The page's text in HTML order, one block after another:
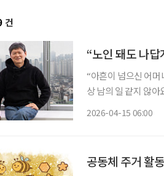
건
“노인 돼도 나
“아흔이 넘으신 어
상 남의 일 같지 않
2026-04-15 06:00
공동체 주거 활